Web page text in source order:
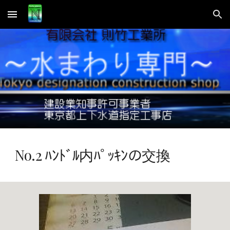
Skip to main content Skip to navigation
No.2 ﾊﾝﾄﾞﾙ内ﾊﾟｯｷﾝの交換